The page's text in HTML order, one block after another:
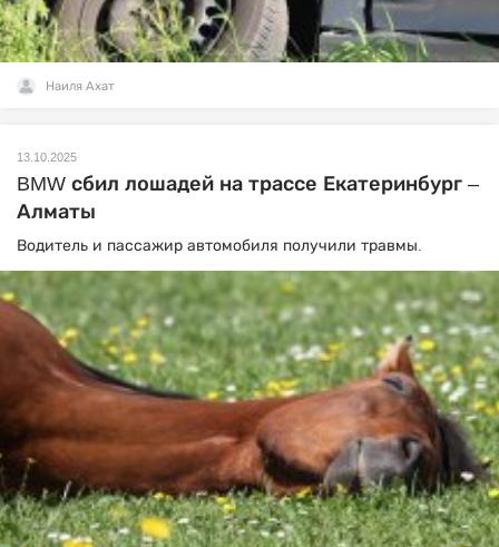
Наиля Ахат
13.10.2025
BMW сбил лошадей на трассе Екатеринбург –
Алматы
Водитель и пассажир автомобиля получили травмы.